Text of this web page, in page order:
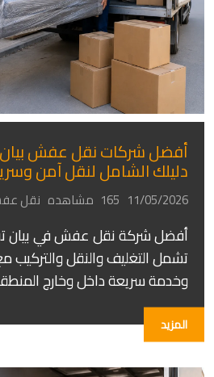
أفضل شركات نقل عفش
دليلك الشامل لنقل آمن
11/05/2026 165 مشاهده نقل
أفضل شركة نقل عفش في بيان
تشمل التغليف والنقل
وخدمة سريعة داخل وخارج
المزيد